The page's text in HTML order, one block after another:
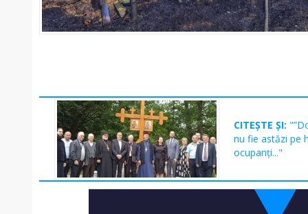
CITEȘTE ȘI:
nu fie astăzi pe
ocupanți..."